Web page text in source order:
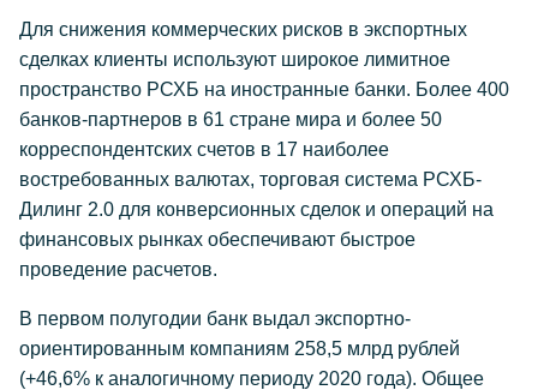
Для снижения коммерческих рисков в экспортных
сделках клиенты используют широкое лимитное
пространство РСХБ на иностранные банки. Более 400
банков-партнеров в 61 стране мира и более 50
корреспондентских счетов в 17 наиболее
востребованных валютах, торговая система РСХБ-
Дилинг 2.0 для конверсионных сделок и операций на
финансовых рынках обеспечивают быстрое
проведение расчетов.
В первом полугодии банк выдал экспортно-
ориентированным компаниям 258,5 млрд рублей
(+46,6% к аналогичному периоду 2020 года). Общее